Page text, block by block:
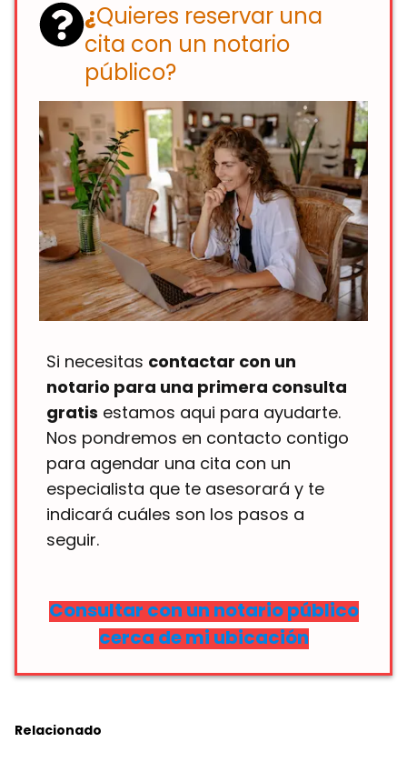
¿Quieres reservar una
cita con un notario
público?
Si necesitas contactar con un
notario para una primera consulta
gratis estamos aqui para ayudarte.
Nos pondremos en contacto contigo
para agendar una cita con un
especialista que te asesorará y te
indicará cuáles son los pasos a
seguir.
Consultar con un notario público
cerca de mi ubicación
Relacionado